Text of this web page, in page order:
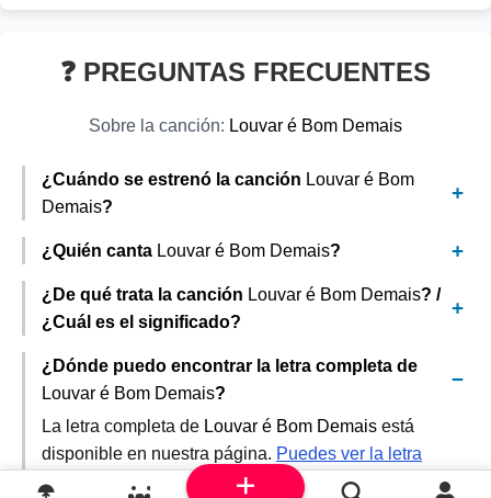
❓ PREGUNTAS FRECUENTES
Sobre la canción: Louvar é Bom Demais
¿Cuándo se estrenó la canción Louvar é Bom
Demais?
¿Quién canta Louvar é Bom Demais?
¿De qué trata la canción Louvar é Bom Demais? /
¿Cuál es el significado?
¿Dónde puedo encontrar la letra completa de
Louvar é Bom Demais?
La letra completa de Louvar é Bom Demais está
disponible en nuestra página. Puedes ver la letra
completa aquí
. También puedes encontrarla en otras